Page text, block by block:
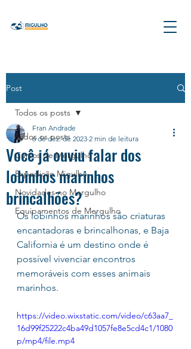
Post
Todos os posts
Cursos de Mergulho
Expedição Migulho
Novidades no Mergulho
Equipamentos de Mergulho
Todos os posts
Você já ouviu falar dos
lobinhos marinhos
brincalhões?
Fran Andrade
6 de dez. de 2023 2 min de leitura
Os lobinhos marinhos são criaturas
encantadoras e brincalhonas, e Baja
California é um destino onde é
possível vivenciar encontros
memoráveis com esses animais
marinhos.
https://video.wixstatic.com/video/c63aa7_
16d99f25222c4ba49d1057fe8e5cd4c1/1080
p/mp4/file.mp4